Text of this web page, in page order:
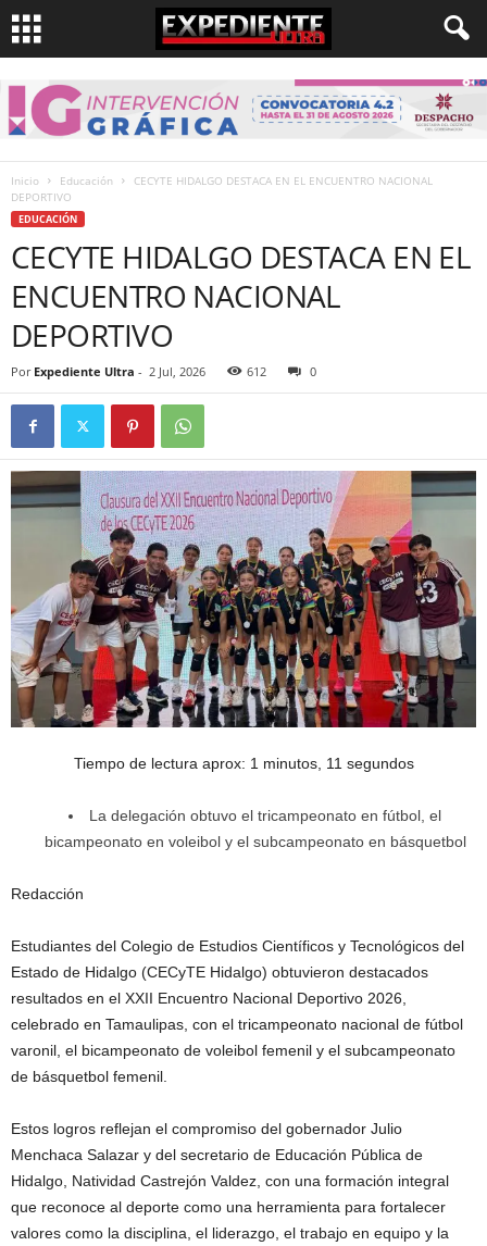
Inicio Educación
CECYTE HIDALGO DESTACA EN EL ENCUENTRO NACIONAL
DEPORTIVO
EDUCACIÓN
CECYTE HIDALGO DESTACA EN EL
ENCUENTRO NACIONAL
DEPORTIVO
Por Expediente Ultra - 2 Jul, 2026 612 0
Tiempo de lectura aprox: 1 minutos, 11 segundos
La delegación obtuvo el tricampeonato en fútbol, el
bicampeonato en voleibol y el subcampeonato en básquetbol
Redacción
Estudiantes del Colegio de Estudios Científicos y Tecnológicos del
Estado de Hidalgo (CECyTE Hidalgo) obtuvieron destacados
resultados en el XXII Encuentro Nacional Deportivo 2026,
celebrado en Tamaulipas, con el tricampeonato nacional de fútbol
varonil, el bicampeonato de voleibol femenil y el subcampeonato
de básquetbol femenil.
Estos logros reflejan el compromiso del gobernador Julio
Menchaca Salazar y del secretario de Educación Pública de
Hidalgo, Natividad Castrejón Valdez, con una formación integral
que reconoce al deporte como una herramienta para fortalecer
valores como la disciplina, el liderazgo, el trabajo en equipo y la